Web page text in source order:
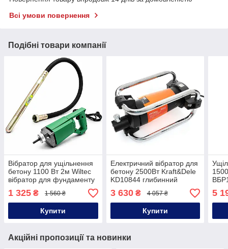
Всі умови повернення
Подібні товари компанії
Вібратор для ущільнення
бетону 1100 Вт 2м Wiltec
вібратор для фундаменту
1 325 ₴ 1 560 ₴
Купити
Електричний вібратор для
бетону 2500Вт Kraft&Dele
KD10844 глибинний
віброущільнювач бетону
3 630₴ 4 057 ₴
Купити
5
Акційні пропозиції та новинки